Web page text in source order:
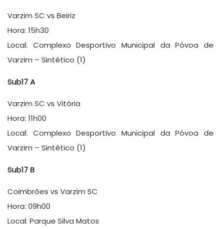
Varzim SC vs Beiriz
Hora: 15h30
Local: Complexo Desportivo Municipal da Póvoa de
Varzim – Sintético (1)
Sub17 A
Varzim SC vs Vitória
Hora: 11h00
Local: Complexo Desportivo Municipal da Póvoa de
Varzim – Sintético (1)
Sub17 B
Coimbrões vs Varzim SC
Hora: 09h00
Local: Parque Silva Matos